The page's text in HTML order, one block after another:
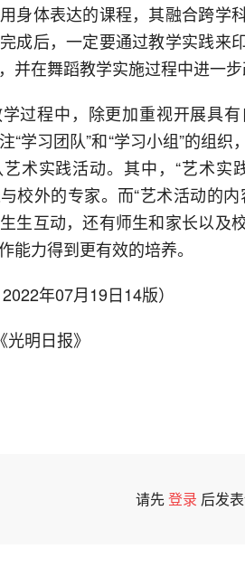
身体表达的课程，其融合跨学
成后，一定要通过教学实践来
并在舞蹈教学实施过程中进一步
过程中，除更加重视开展具
“学习团队”和“学习小组”的组织
术实践活动。其中，“艺术实
校外的专家。而“艺术活动的
生互动，还有师生和家长以及
能力得到更有效的培养。
年07月19日14版）
明日报》
请先登录 后发